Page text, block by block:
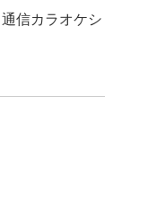
信カラオケシ